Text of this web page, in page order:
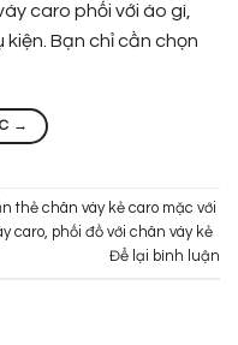
caro phối với áo gì,
Bạn chỉ cần chọn
→
thẻ chân váy kẻ caro mặc với
caro, phối đồ với chân váy kẻ
Để lại bình luận